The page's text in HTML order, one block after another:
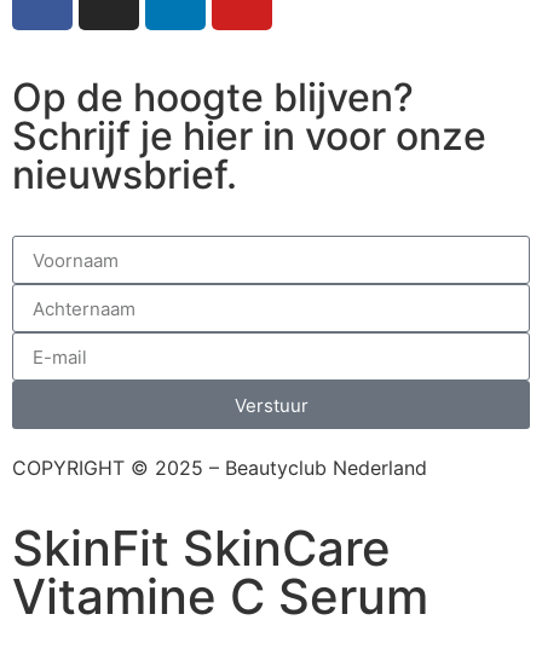
Op de hoogte blijven?
Schrijf je hier in voor onze
nieuwsbrief.
Verstuur
COPYRIGHT © 2025 – Beautyclub Nederland
SkinFit SkinCare
Vitamine C Serum